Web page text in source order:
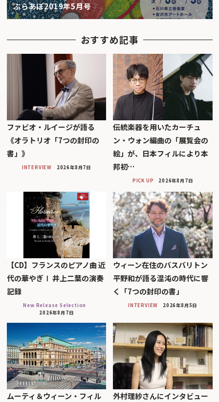
ぶらあぼ2019年5月号
おすすめ記事
ファビオ・ルイージが語る
《オラトリオ「7つの封印の
書」》
INTERVIEW 2026年8月7日
伝統楽器を用いたカーチュ
ン・ウォン編曲の「展覧会の
絵」が、日本フィルにより本
邦初…
PICK UP 2026年8月7日
【CD】フランスのピアノ曲 近
代の華やぎⅠ 井上二葉の演奏
記録
New Release Selection
2026年8月7日
ウィーン在住のバスバリトン
平野和が語る混沌の時代に響
く「7つの封印の書」
INTERVIEW 2026年8月5日
ムーティ＆ウィーン・フィル 外村理紗さんにインタビュー